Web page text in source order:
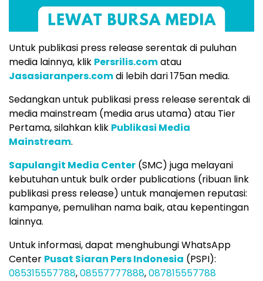
Untuk publikasi press release serentak di puluhan
media lainnya, klik Persrilis.comatau
Jasasiaranpers.comdi lebih dari 175an media.
Sedangkan untuk publikasi press release serentak di
media mainstream (media arus utama) atau Tier
Pertama, silahkan klik Publikasi Media
Mainstream.
Sapulangit Media Center (SMC) juga melayani
kebutuhan untuk bulk order publications (ribuan link
publikasi press release) untuk manajemen reputasi:
kampanye, pemulihan nama baik, atau kepentingan
lainnya.
Untuk informasi, dapat menghubungi WhatsApp
Center Pusat Siaran Pers Indonesia (PSPI):
085315557788,08557777888,087815557788